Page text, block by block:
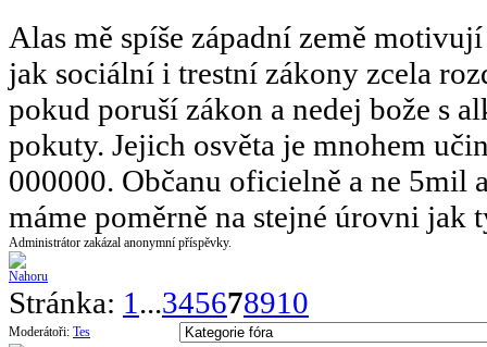
Alas mě spíše západní země
jak sociální i trestní zákony zcela
pokud poruší zákon a nedej bože s
pokuty. Jejich osvěta je mnohem
000000. Občanu oficielně a ne
máme poměrně na stejné úrovni jak
Administrátor zakázal anonymní příspěvky.
Stránka: 1 ...345678910
Moderátoři: Tes